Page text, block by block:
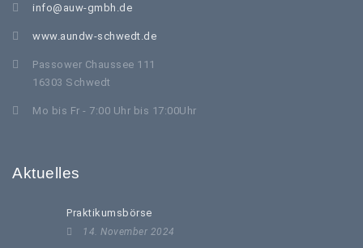
info@auw-gmbh.de
www.aundw-schwedt.de
Passower Chaussee 111
16303 Schwedt
Mo bis Fr - 7:00 Uhr bis 17:00Uhr
Aktuelles
Praktikumsbörse
14. November 2024